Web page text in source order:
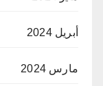
أبريل 2024
مارس 2024